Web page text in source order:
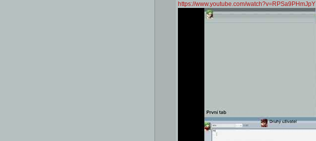
https://www.youtube.com/watch?v=RPSa9PHmJpY